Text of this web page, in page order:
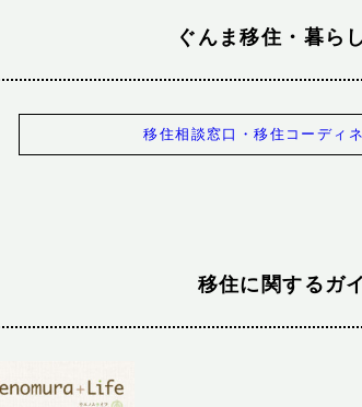
ぐんま移住・暮ら
移住相談窓口・移住コーディ
移住に関するガ